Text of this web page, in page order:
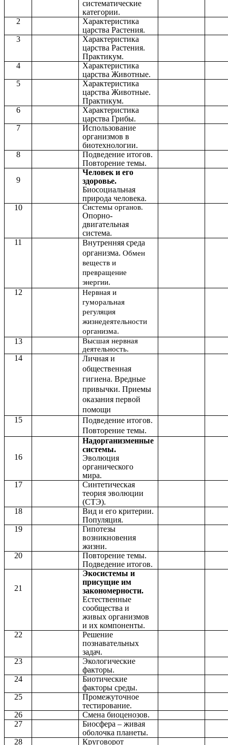
систематические
категории.
2
Характеристика
царства Растения.
3
Характеристика
царства Растения.
Практикум.
4
Характеристика
царства Животные.
5
Характеристика
царства Животные.
Практикум.
6
Характеристика
царства Грибы.
7
Использование
организмов в
биотехнологии.
8
Подведение итогов.
Повторение темы.
9
Человек и его
здоровье.
Биосоциальная
природа человека.
10
Системы органов.
Опорно-
двигательная
система.
11
Внутренняя среда
организма.Обмен
веществ и
превращение
энергии.
12
Нервная и
гуморальная
регуляция
жизнедеятельности
организма.
13
Высшая нервная
деятельность.
14
Личная и
общественная
гигиена. Вредные
привычки. Приемы
оказания первой
помощи
15
Подведение итогов.
Повторение темы.
16
Надорганизменные
системы.
Эволюция
органического
мира.
17
Синтетическая
теория эволюции
(СТЭ).
18
Вид и его критерии.
Популяция.
19
Гипотезы
возникновения
жизни.
20
Повторение темы.
Подведение итогов.
21
Экосистемы и
присущие им
закономерности.
Естественные
сообщества и
живых организмов
и их компоненты.
22
Решение
познавательных
задач.
23
Экологические
факторы.
24
Биотические
факторы среды.
25
Промежуточное
тестирование.
26
Смена биоценозов.
27
Биосфера – живая
оболочка планеты.
28
Круговорот